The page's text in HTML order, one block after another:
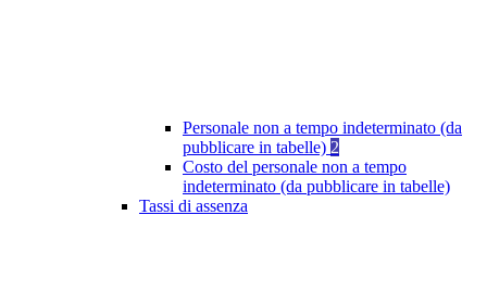
Personale non a tempo indeterminato (da
pubblicare in tabelle) 2
Costo del personale non a tempo
indeterminato (da pubblicare in tabelle)
Tassi di assenza